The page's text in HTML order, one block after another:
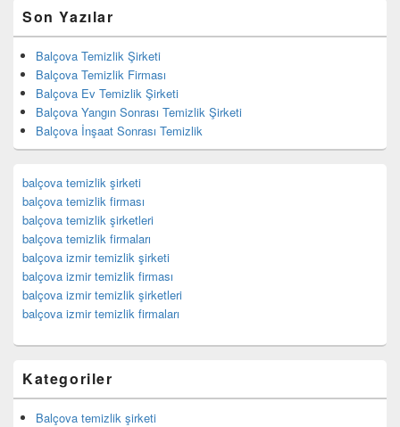
Son Yazılar
Balçova Temizlik Şirketi
Balçova Temizlik Firması
Balçova Ev Temizlik Şirketi
Balçova Yangın Sonrası Temizlik Şirketi
Balçova İnşaat Sonrası Temizlik
balçova temizlik şirketi
balçova temizlik firması
balçova temizlik şirketleri
balçova temizlik firmaları
balçova izmir temizlik şirketi
balçova izmir temizlik firması
balçova izmir temizlik şirketleri
balçova izmir temizlik firmaları
Kategoriler
Balçova temizlik şirketi